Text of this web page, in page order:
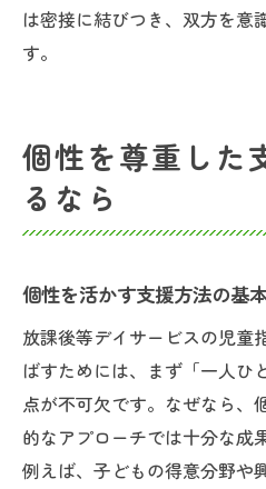
は密接に結びつき、双方を意
す。
個性を尊重した
るなら
個性を活かす支援方法の基
放課後等デイサービスの児童
ばすためには、まず「一人ひ
点が不可欠です。なぜなら、
的なアプローチでは十分な成
例えば、子どもの得意分野や